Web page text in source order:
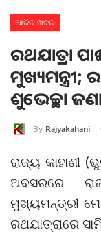
ଆଜିର ଖବର
ରଥଯାତ୍ରା
ମୁଖ୍ୟମନ୍ତ୍ରୀ;
ଶୁଭେଚ୍ଛା
By Rajyakahani
ରାଜ୍ୟ କାହାଣୀ
ଅବସରରେ
ମୁଖ୍ୟମନ୍ତ୍ରୀ
ରଥଯାତ୍ରାରେ